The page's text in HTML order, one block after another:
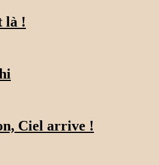
là !
Ciel arrive !